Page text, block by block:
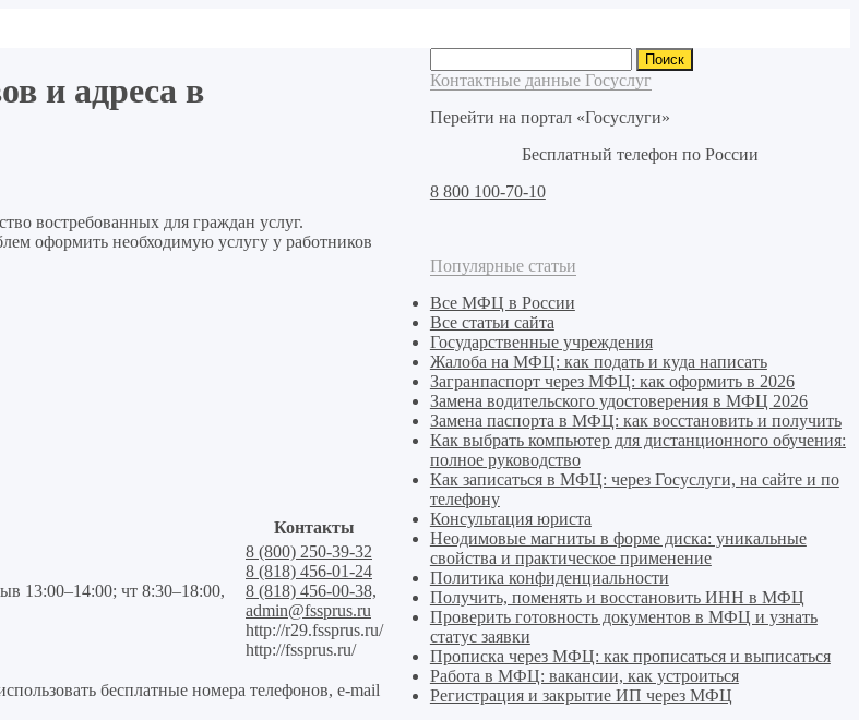
и адреса в
востребованных для граждан услуг.
оформить необходимую услугу у работников
Контакты
13:00–14:00; чт 8:30–18:00,
8 (800) 250-39-32
8 (818) 456-01-24
8 (818) 456-00-38,
admin@fssprus.ru
http://r29.fssprus.ru/
http://fssprus.ru/
бесплатные номера телефонов, e-mail
Контактные данные Госуслуг
Перейти на портал «Госуслуги»
Бесплатный телефон по России
8 800 100-70-10
Популярные статьи
Все МФЦ в России
Все статьи сайта
Государственные учреждения
Жалоба на МФЦ: как подать и куда написать
Загранпаспорт через МФЦ: как оформить в 2026
Замена водительского удостоверения в МФЦ 2026
Замена паспорта в МФЦ: как восстановить и получить
Как выбрать компьютер для дистанционного обучения:
полное руководство
Как записаться в МФЦ: через Госуслуги, на сайте и по
телефону
Консультация юриста
Неодимовые магниты в форме диска: уникальные
свойства и практическое применение
Политика конфиденциальности
Получить, поменять и восстановить ИНН в МФЦ
Проверить готовность документов в МФЦ и узнать
статус заявки
Прописка через МФЦ: как прописаться и выписаться
Работа в МФЦ: вакансии, как устроиться
Регистрация и закрытие ИП через МФЦ